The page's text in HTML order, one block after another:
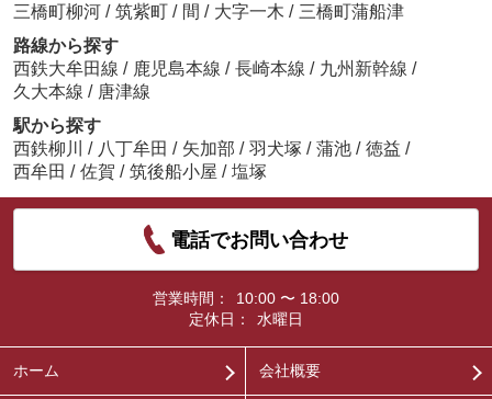
三橋町柳河 / 筑紫町 / 間 / 大字一木 / 三橋町蒲船津
路線から探す
西鉄大牟田線 / 鹿児島本線 / 長崎本線 / 九州新幹線 /
久大本線 / 唐津線
駅から探す
西鉄柳川
/ 八丁牟田 / 矢加部 / 羽犬塚 / 蒲池 / 徳益 /
西牟田 / 佐賀 / 筑後船小屋 / 塩塚
電話でお問い合わせ
営業時間：
10:00 〜 18:00
定休日：
水曜日
ホーム 会社概要